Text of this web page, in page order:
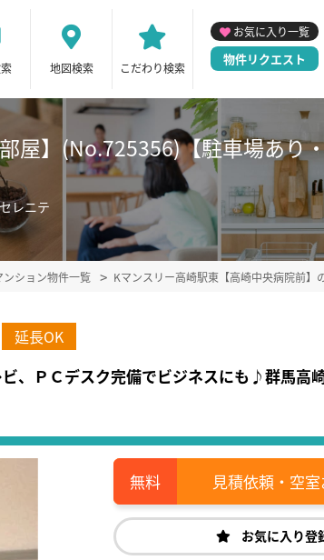
地図検索 こだわり検索
お気に入り一覧
物件リクエスト
屋】(No.725356)【駐車場あり
レニテ
ション物件一覧 Kマンスリー高崎駅東【高崎中央病院前】
延長OK
、ＰＣデスク完備でビジネスにも♪群馬高
見積依頼・空
お気に入り登